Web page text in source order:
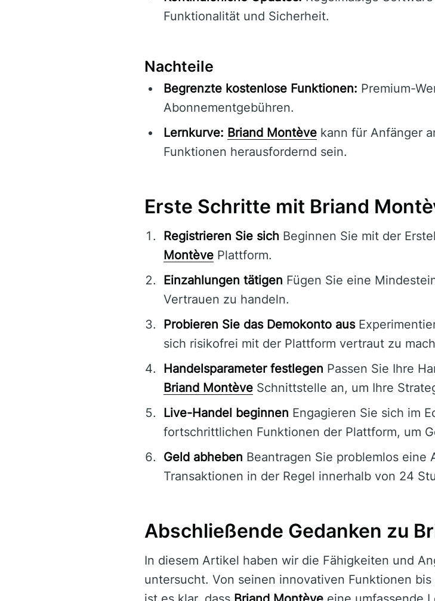
Funktionalität und Sicherheit.
Nachteile
Begrenzte kostenlose Funktionen: Premium-
Abonnementgebühren.
Lernkurve: Briand Montève kann für Anfänger
Funktionen herausfordernd sein.
Erste Schritte mit Briand
Registrieren Sie sich Beginnen Sie mit der
Montève Plattform.
Einzahlungen tätigen Fügen Sie eine
Vertrauen zu handeln.
Probieren Sie das Demokonto aus
sich risikofrei mit der Plattform vertraut zu
Handelsparameter festlegen Passen Sie Ihre
Briand Montève Schnittstelle an, um Ihre
Live-Handel beginnen Engagieren Sie sich im
fortschrittlichen Funktionen der Plattform, um
Geld abheben Beantragen Sie problemlos eine
Transaktionen in der Regel innerhalb von 24
Abschließende Gedanken zu
In diesem Artikel haben wir die Fähigkeiten und
untersucht. Von seinen innovativen Funktionen